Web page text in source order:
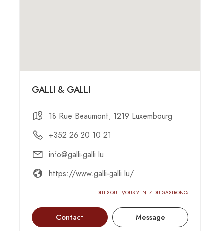
GALLI & GALLI
18 Rue Beaumont, 1219 Luxembourg
+352 26 20 10 21
info@galli-galli.lu
https://www.galli-galli.lu/
DITES QUE VOUS VENEZ DU GASTRONOMIC-CIRCUS
Contact Message